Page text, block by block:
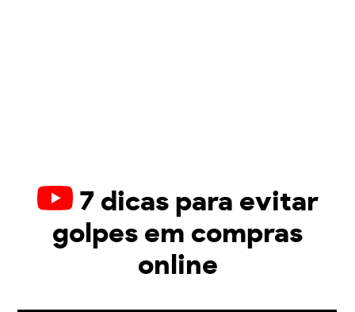
7 dicas para evitar
golpes em compras
online